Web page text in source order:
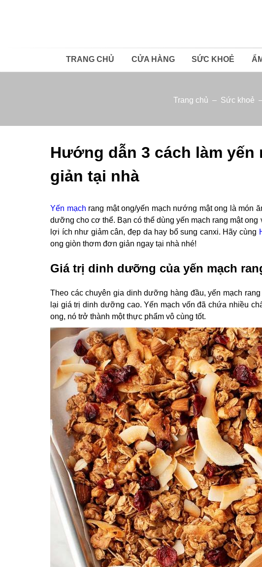
TRANG CHỦ CỬA HÀNG SỨC KHOẺ
Trang chủ – Sức khoẻ
Hướng dẫn 3 cách làm
giản tại nhà
Yến mạch rang mật ong/yến mạch nướng mật ong là món
dưỡng cho cơ thể. Bạn có thể dùng yến mạch rang mật
lợi ích như giảm cân, đẹp da hay bổ sung canxi. Hãy cùng
ong giòn thơm đơn giản ngay tại nhà nhé!
Giá trị dinh dưỡng của yến mạch
Theo các chuyên gia dinh dưỡng hàng đầu, yến mạch
lại giá trị dinh dưỡng cao. Yến mạch vốn đã chứa nhiều
ong, nó trở thành một thực phẩm vô cùng tốt.